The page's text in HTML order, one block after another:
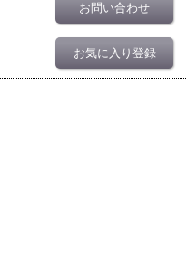
お問い合わせ
お気に入り登録